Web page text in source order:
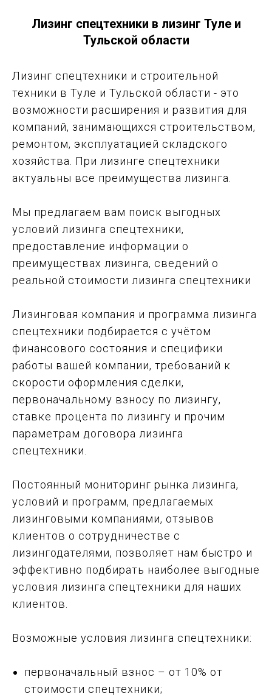
Лизинг спецтехники в лизинг Туле и
Тульской области
Лизинг спецтехники и строительной
техники в Туле и Тульской области - это
возможности расширения и развития для
компаний, занимающихся строительством,
ремонтом, эксплуатацией складского
хозяйства. При лизинге спецтехники
актуальны все преимущества лизинга.
Мы предлагаем вам поиск выгодных
условий лизинга спецтехники,
предоставление информации о
преимуществах лизинга, сведений о
реальной стоимости лизинга спецтехники
Лизинговая компания и программа лизинга
спецтехники подбирается с учётом
финансового состояния и специфики
работы вашей компании, требований к
скорости оформления сделки,
первоначальному взносу по лизингу,
ставке процента по лизингу и прочим
параметрам договора лизинга
спецтехники.
Постоянный мониторинг рынка лизинга,
условий и программ, предлагаемых
лизинговыми компаниями, отзывов
клиентов о сотрудничестве с
лизингодателями, позволяет нам быстро и
эффективно подбирать наиболее выгодные
условия лизинга спецтехники для наших
клиентов.
Возможные условия лизинга спецтехники:
первоначальный взнос – от 10% от
стоимости спецтехники;